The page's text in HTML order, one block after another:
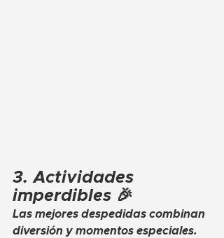
3. Actividades
imperdibles 🎉
Las mejores despedidas combinan
diversión y momentos especiales.